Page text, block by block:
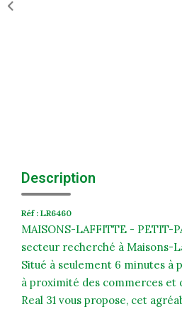
Description
Réf : LR6460
MAISONS-LAFFITTE - PETIT-
secteur recherché à Maisons-
Situé à seulement 6 minutes à
à proximité des commerces et
Real 31 vous propose, cet